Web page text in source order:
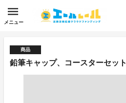
メニュー
商品
鉛筆キャップ、コースターセット